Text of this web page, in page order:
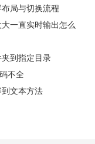
局与切换流程
一直实时输出怎么
到指定目录
不全
文本方法